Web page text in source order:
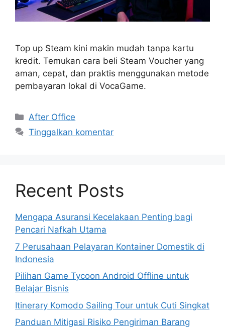
Top up Steam kini makin mudah tanpa kartu
kredit. Temukan cara beli Steam Voucher yang
aman, cepat, dan praktis menggunakan metode
pembayaran lokal di VocaGame.
Kategori
After Office
Tinggalkan komentar
Recent Posts
Mengapa Asuransi Kecelakaan Penting bagi
Pencari Nafkah Utama
7 Perusahaan Pelayaran Kontainer Domestik di
Indonesia
Pilihan Game Tycoon Android Offline untuk
Belajar Bisnis
Itinerary Komodo Sailing Tour untuk Cuti Singkat
Panduan Mitigasi Risiko Pengiriman Barang